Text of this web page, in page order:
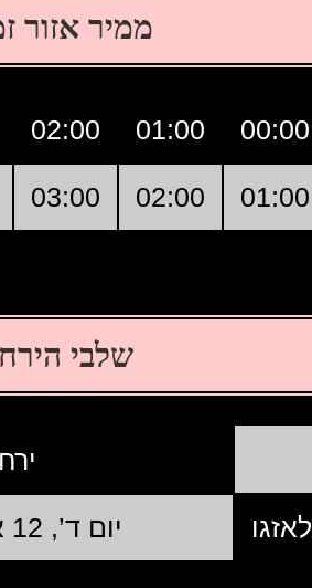
ממיר אזור
00:00
01:00
02:00
01:00
02:00
03:00
שלבי הירח
יום ד’, 12 אוג @ 11:37:37